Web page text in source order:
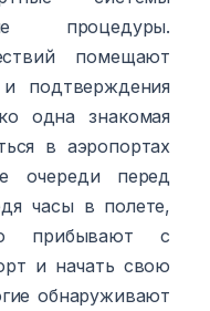
процедуры.
помещают
подтверждения
одна знакомая
в аэропортах
очереди перед
часы в полете,
прибывают с
и начать свою
обнаруживают